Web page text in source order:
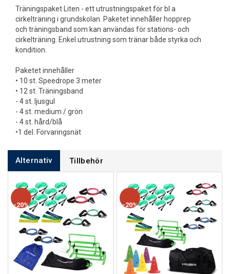
Träningspaket Liten - ett utrustningspaket för bl a
cirkelträning i grundskolan. Paketet innehåller hopprep
och träningsband som kan användas för stations- och
cirkelträning. Enkel utrustning som tränar både styrka och
kondition.
Paketet innehåller
• 10 st. Speedrope 3 meter
• 12 st. Träningsband
- 4 st. ljusgul
- 4 st. medium / grön
- 4 st. hård/blå
•1 del. Förvaringsnät
Alternativ Tillbehör
20% 20%